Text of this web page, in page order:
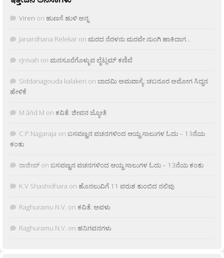
Viren on ಹುಣಸೆ ಹುಳಿ ಅನ್ನ
Janardhana Relekar on ಮರದ ನೆರಳನು ಮರವೇ ನುಂಗಿ ಹಾಕಿದಾಗ…
rjnivah on ಮನಸೂರೆಗೊಳ್ಳುವ ಲೈಟ್ಲಮ್ ಕಣಿವೆ
Siddanagouda kalakeri on ಬಾದಮಿ ಅಮವಾಸ್ಯೆ: ಚಬನೂರ ಅಮೋಗ ಸಿದ್ದನ
ಹೇಳಿಕೆ
M âñd M on ಕವಿತೆ: ಜೀವನ ಜ್ಯೋತಿ
C.P.Nagaraja on ಬಸವಣ್ಣನ ವಚನಗಳಿಂದ ಆಯ್ದ ಸಾಲುಗಳ ಓದು – 13ನೆಯ
ಕಂತು
ರಾಜೀವ್ on ಬಸವಣ್ಣನ ವಚನಗಳಿಂದ ಆಯ್ದ ಸಾಲುಗಳ ಓದು – 13ನೆಯ ಕಂತು
K.V Shashidhara on ಹೊನಲುವಿಗೆ 11 ವರುಶ ತುಂಬಿದ ನಲಿವು
Raghuramu N.V. on ಕವಿತೆ: ಅವಳು
Raghuramu N.V. on ಹನಿಗವನಗಳು